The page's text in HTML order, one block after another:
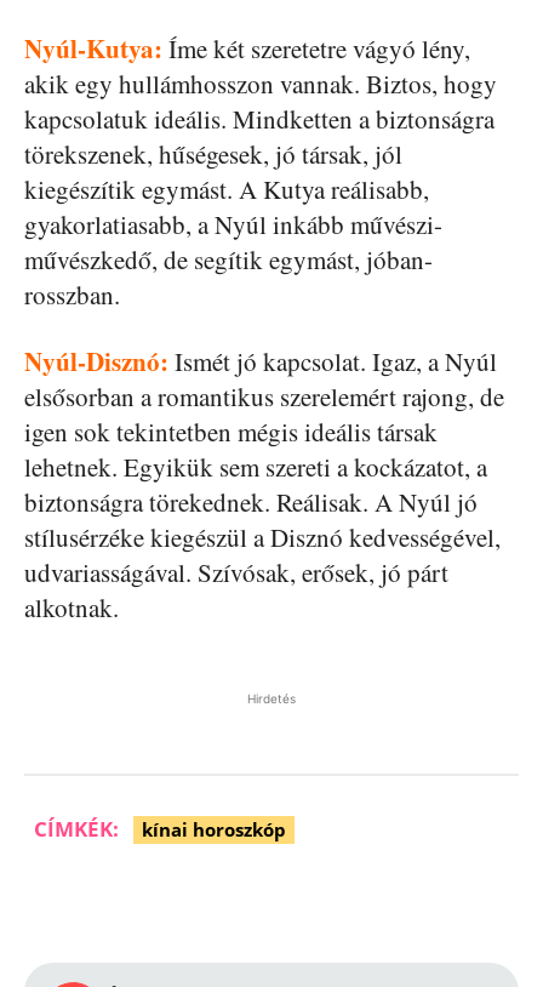
Nyúl-Kutya: Íme két szeretetre vágyó lény,
akik egy hullámhosszon vannak. Biztos, hogy
kapcsolatuk ideális. Mindketten a biztonságra
törekszenek, hűségesek, jó társak, jól
kiegészítik egymást. A Kutya reálisabb,
gyakorlatiasabb, a Nyúl inkább művészi-
művészkedő, de segítik egymást, jóban-
rosszban.
Nyúl-Disznó: Ismét jó kapcsolat. Igaz, a Nyúl
elsősorban a romantikus szerelemért rajong, de
igen sok tekintetben mégis ideális társak
lehetnek. Egyikük sem szereti a kockázatot, a
biztonságra törekednek. Reálisak. A Nyúl jó
stílusérzéke kiegészül a Disznó kedvességével,
udvariasságával. Szívósak, erősek, jó párt
alkotnak.
Hirdetés
CÍMKÉK: kínai horoszkóp